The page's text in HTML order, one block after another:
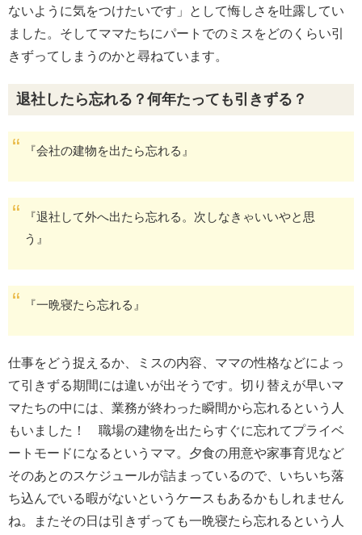
ないように気をつけたいです」として悔しさを吐露してい
ました。そしてママたちにパートでのミスをどのくらい引
きずってしまうのかと尋ねています。
退社したら忘れる？何年たっても引きずる？
『会社の建物を出たら忘れる』
『退社して外へ出たら忘れる。次しなきゃいいやと思
う』
『一晩寝たら忘れる』
仕事をどう捉えるか、ミスの内容、ママの性格などによっ
て引きずる期間には違いが出そうです。切り替えが早いマ
マたちの中には、業務が終わった瞬間から忘れるという人
もいました！ 職場の建物を出たらすぐに忘れてプライベ
ートモードになるというママ。夕食の用意や家事育児など
そのあとのスケジュールが詰まっているので、いちいち落
ち込んでいる暇がないというケースもあるかもしれません
ね。またその日は引きずっても一晩寝たら忘れるという人